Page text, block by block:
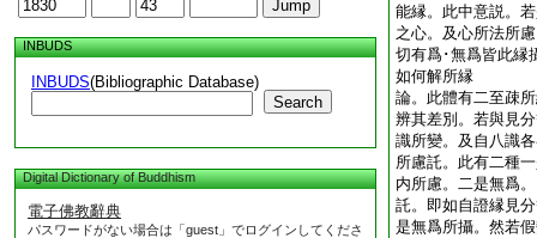
INBUDS
INBUDS(Bibliographic Database)
Search
Digital Dictionary of Buddhism
電子佛教辭典
パスワードがない場合は「guest」でログインしてくださ
能縁。此中意説。
之心。及心所法所
切有爲･無爲皆此縁
如何解所縁
論。此體有二至疎
辨其差別。若與見
識所變。及自八識
所慮託。此有二種
内所慮。二是無爲
託。即如自證縁見
是無爲所攝。然若